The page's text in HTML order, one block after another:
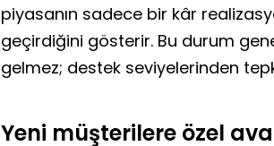
piyasanın sadece bir kâr
geçirdiğini gösterir. Bu durum
gelmez; destek seviyelerinden
Yeni müşterilere özel